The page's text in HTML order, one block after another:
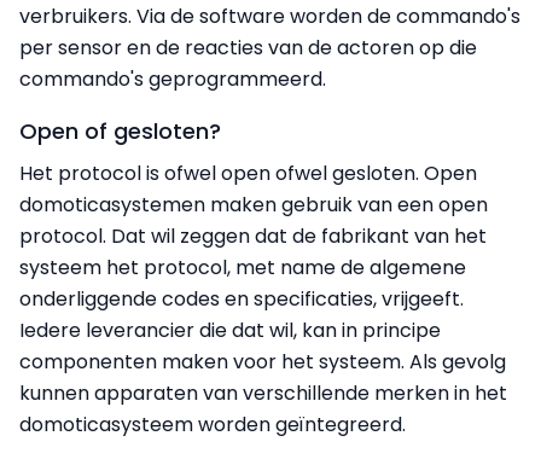
verbruikers. Via de software worden de commando's
per sensor en de reacties van de actoren op die
commando's geprogrammeerd.
Open of gesloten?
Het protocol is ofwel open ofwel gesloten. Open
domoticasystemen maken gebruik van een open
protocol. Dat wil zeggen dat de fabrikant van het
systeem het protocol, met name de algemene
onderliggende codes en specificaties, vrijgeeft.
Iedere leverancier die dat wil, kan in principe
componenten maken voor het systeem. Als gevolg
kunnen apparaten van verschillende merken in het
domoticasysteem worden geïntegreerd.